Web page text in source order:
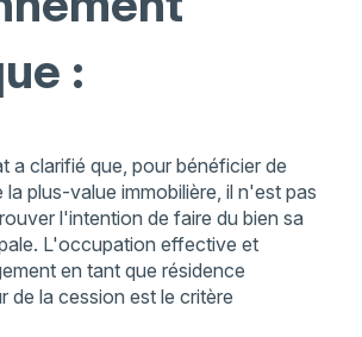
:
a clarifié que, pour bénéficier de
plus-value immobilière, il n'est pas
l'intention de faire du bien sa
L'occupation effective et
en tant que résidence
de la cession est le critère